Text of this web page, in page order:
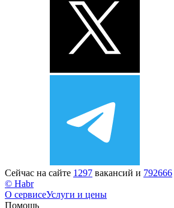
Сейчас на сайте 1297 вакансий и 792666
© Habr
О сервисеУслуги и цены
Помощь